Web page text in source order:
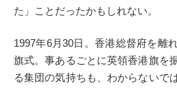
た」ことだったかもしれない。
1997年6月30日。香港総督府を離
旗式。事あるごとに英領香港旗を
る集団の気持ちも、わからないで